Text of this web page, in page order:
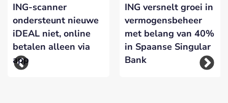
ING-scanner
ondersteunt nieuwe
iDEAL niet, online
betalen alleen via
app
ING versnelt groei in
vermogensbeheer
met belang van 40%
in Spaanse Singular
Bank